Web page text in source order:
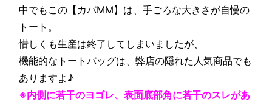
中でもこの【カバMM】は、手ごろな大きさが自慢の
トート。
惜しくも生産は終了してしまいましたが、
機能的なトートバッグは、弊店の隠れた人気商品でも
ありますよ♪
※内側に若干のヨゴレ、表面底部角に若干のスレがあ